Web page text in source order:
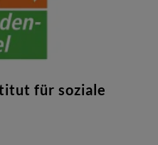
für soziale